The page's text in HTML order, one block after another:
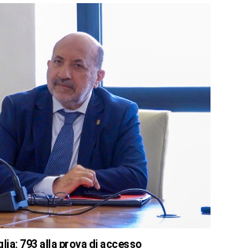
793 alla prova di accesso